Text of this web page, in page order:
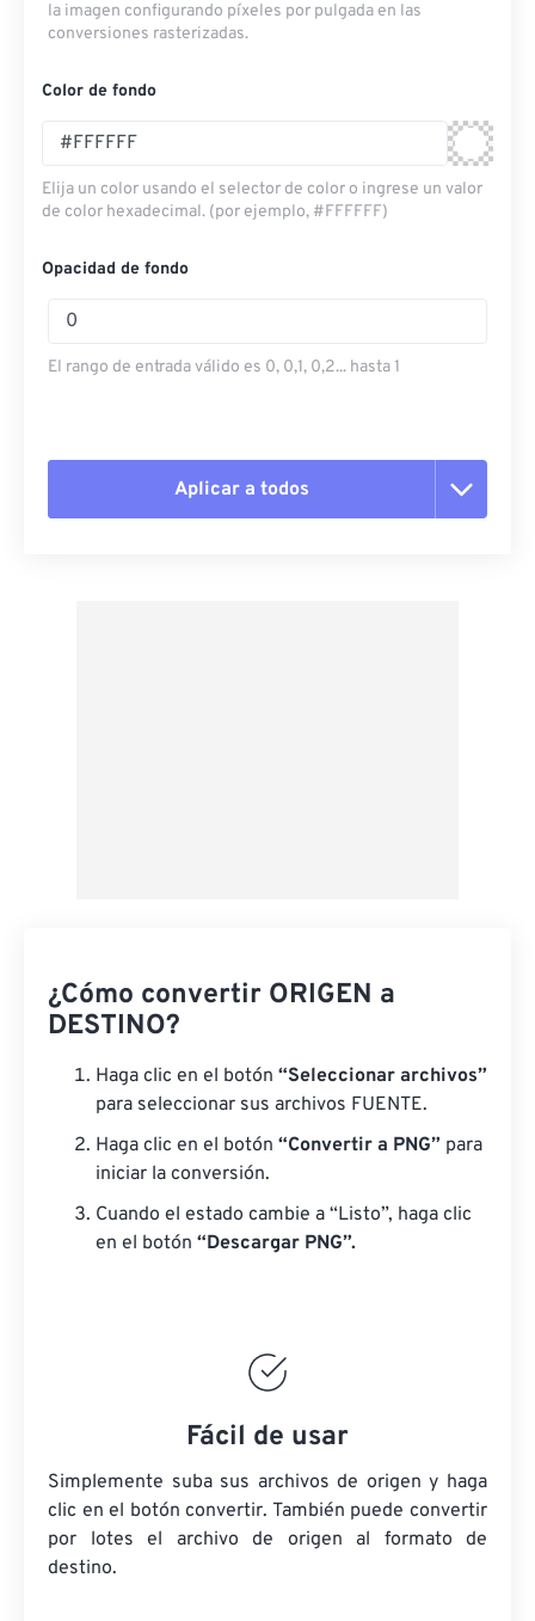
la imagen configurando píxeles por pulgada en las
conversiones rasterizadas.
Color de fondo
Elija un color usando el selector de color o ingrese un valor
de color hexadecimal. (por ejemplo, #FFFFFF)
Opacidad de fondo
El rango de entrada válido es 0, 0,1, 0,2... hasta 1
Aplicar a todos
¿Cómo convertir ORIGEN a
DESTINO?
Haga clic en el botón “Seleccionar archivos”
para seleccionar sus archivos FUENTE.
Haga clic en el botón “Convertir a PNG” para
iniciar la conversión.
Cuando el estado cambie a “Listo”, haga clic
en el botón “Descargar PNG”.
Fácil de usar
Simplemente suba sus archivos de origen y haga
clic en el botón convertir. También puede convertir
por lotes el archivo de origen al formato de
destino.